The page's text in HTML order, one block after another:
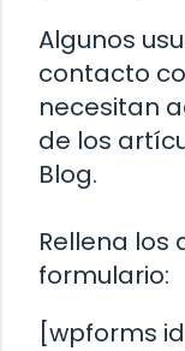
Algunos
contacto
necesitan
de los
Blog.
Rellena los
formulario:
[wpforms